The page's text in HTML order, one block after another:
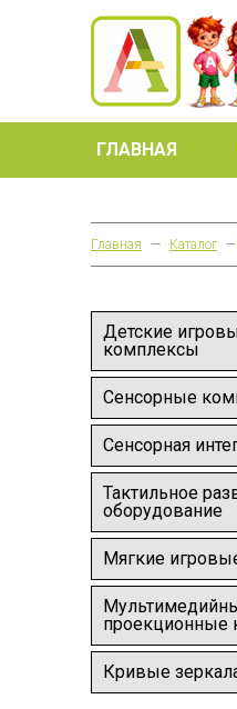
ГЛАВНАЯ
Главная — Каталог —
Детские
комплексы
Сенсорные
Сенсорная
Тактильное
оборудование
Мягкие
проекционные
Кривые